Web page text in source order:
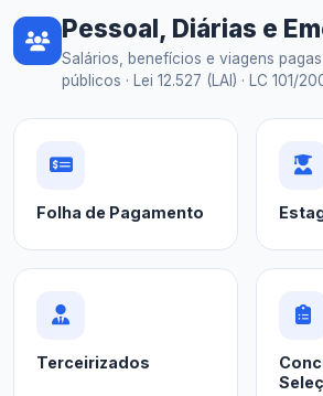
Pessoal, Diárias e
Salários, benefícios e viagens
públicos · Lei 12.527 (LAI) · LC 101/
Folha de Pagamento
Terceirizados